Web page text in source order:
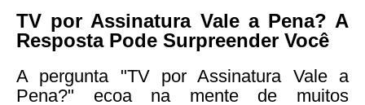
TV por Assinatura Vale a Pena? A
Resposta Pode Surpreender Você
A pergunta "TV por Assinatura Vale a
Pena?" ecoa na mente de muitos